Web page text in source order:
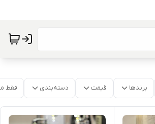
برندها قیمت دسته‌بندی فقط